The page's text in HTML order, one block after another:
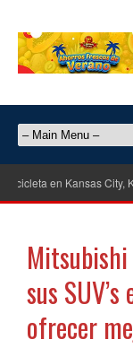
en Kansas City, Kansas
sus
ofrecer